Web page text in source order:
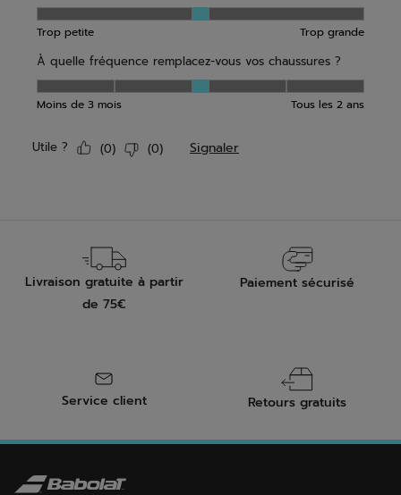
Livraison gratuite à partir
de 75€
Paiement sécurisé
Service client Retours gratuits